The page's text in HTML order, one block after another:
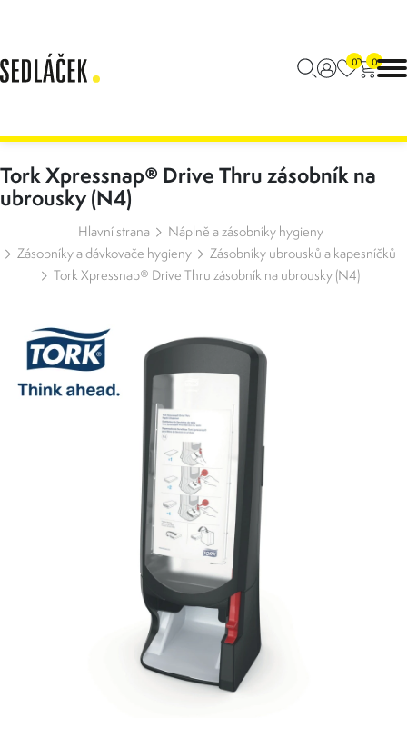
0 0
Tork Xpressnap® Drive Thru zásobník na
ubrousky (N4)
Hlavní strana
Náplně a zásobníky hygieny
Zásobníky a dávkovače hygieny
Zásobníky ubrousků a kapesníčků
Tork Xpressnap® Drive Thru zásobník na ubrousky (N4)